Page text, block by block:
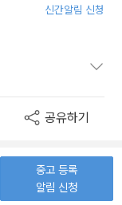
신간알림 신청
공유하기
중고 등록
알림 신청